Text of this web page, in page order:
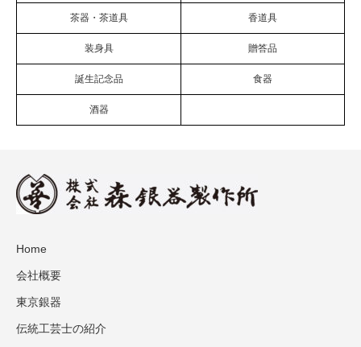
茶器・茶道具 香道具
装身具 贈答品
誕生記念品 食器
酒器
Home
会社概要
東京銀器
伝統工芸士の紹介